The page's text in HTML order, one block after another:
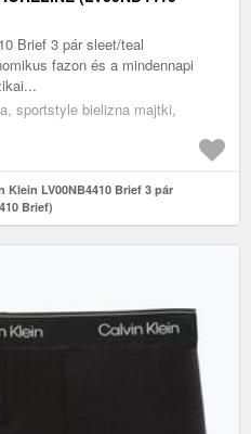
Brief 3 pár sleet/teal
fazon és a mindennapi
sportstyle bielizna majtki,
LV00NB4410 Brief 3 pár
Brief)